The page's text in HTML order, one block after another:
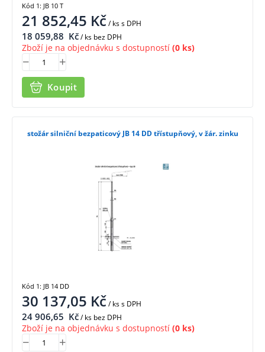
21 852,45 Kč/ kss DPH
18 059,88 Kč/ ks bez DPH
Zboží je na objednávku s dostupností (0 ks)
Koupit
Kód 1: JB 10 T
stožár silniční bezpaticový JB 14 DD třístupňový, v žár. zinku
30 137,05 Kč/ kss DPH
24 906,65 Kč/ ks bez DPH
Zboží je na objednávku s dostupností (0 ks)
Kód 1: JB 14 DD